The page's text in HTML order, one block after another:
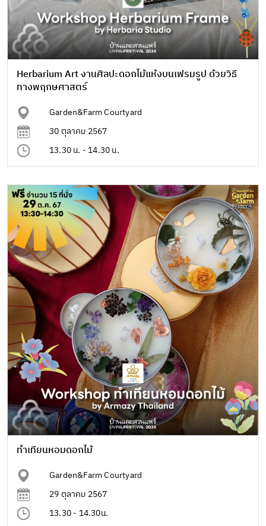
Herbarium Art งานศิลปะดอกไม้แห้งบนเฟรมรูป ด้วยวิธี
ทางพฤกษศาสตร์
Garden&Farm Courtyard
30 ตุลาคม 2567
13.30 น. - 14.30 น.
ทำเทียนหอมดอกไม้
Garden&Farm Courtyard
29 ตุลาคม 2567
13.30 - 14.30น.